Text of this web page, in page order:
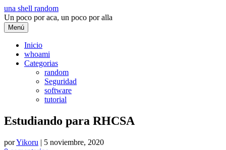
Saltar
al
contenido
una shell random
Un poco por aca, un poco por alla
Menú
Inicio
whoami
Categorias
random
Seguridad
software
tutorial
Estudiando para RHCSA
porYikoru | 5 noviembre, 2020